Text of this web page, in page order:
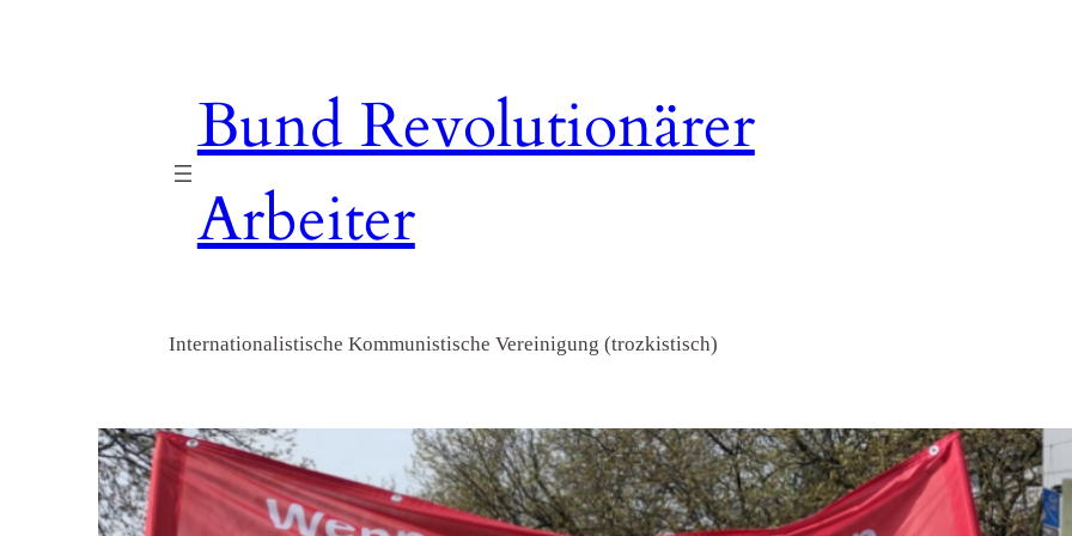
Bund Revolutionärer
Arbeiter
Internationalistische Kommunistische Vereinigung (trozkistisch)